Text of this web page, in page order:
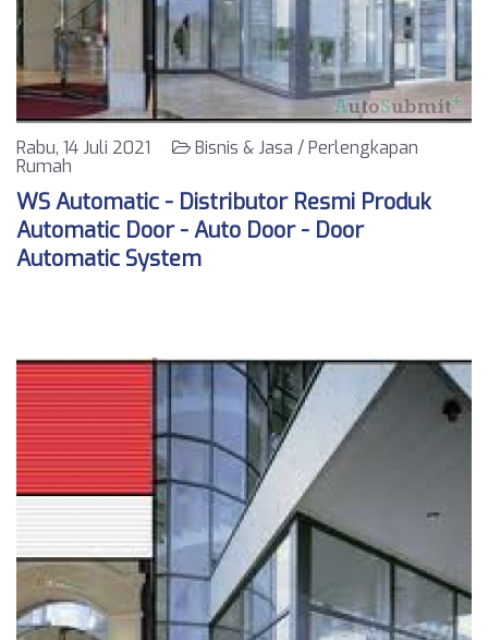
Rabu, 14 Juli 2021
Bisnis & Jasa / Perlengkapan
Rumah
WS Automatic - Distributor Resmi Produk
Automatic Door - Auto Door - Door
Automatic System